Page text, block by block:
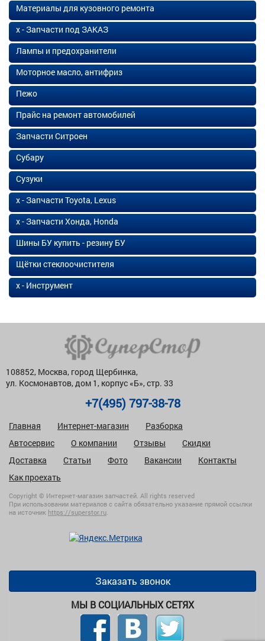
Материалы для кузовного ремонта
х - Запчасти под ЗАКАЗ
Лампы и предохранители
Моторное масло, антифриз
Пежо
Прайс на ремонт автомобилей
Запчасти Ситроен
Субару
Сузуки
х - Запчасти Toyota, Lexus
х - Запчасти Хонда, Honda
Шины БУ купить - резину БУ
Щётки стеклоочистителя
х - Инструмент
108852, Москва, город Щербинка,
ул. Космонавтов, дом 1, корпус «Б», стр. 33
+7(495) 797-38-78
Главная Интернет-магазин
Разборка
Автосервис
О компании Отзывы
Скидки
Доставка
Статьи Фото Вакансии
Контакты
Как проехать
Copyright © Интернет-магазин запчастей. All rights reserved
При использовании материалов с сайта обязательно указание прямой ссылки
на источник https://superstor.ru.
Заказать звонок
МЫ В СОЦИАЛЬНЫХ СЕТЯХ